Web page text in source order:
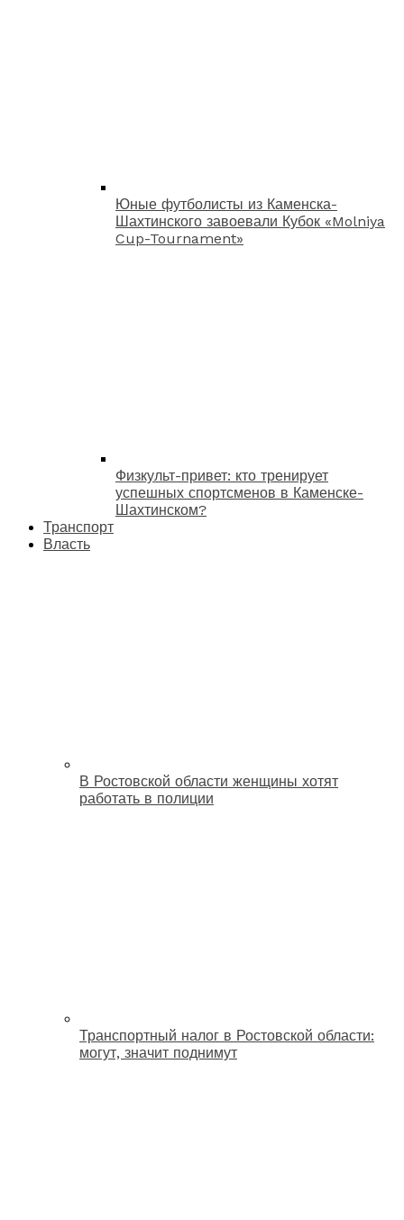
Юные футболисты из Каменска-
Шахтинского завоевали Кубок «Molniya
Cup-Tournament»
Физкульт-привет: кто тренирует
успешных спортсменов в Каменске-
Шахтинском?
Транспорт
Власть
В Ростовской области женщины хотят
работать в полиции
Транспортный налог в Ростовской области:
могут, значит поднимут